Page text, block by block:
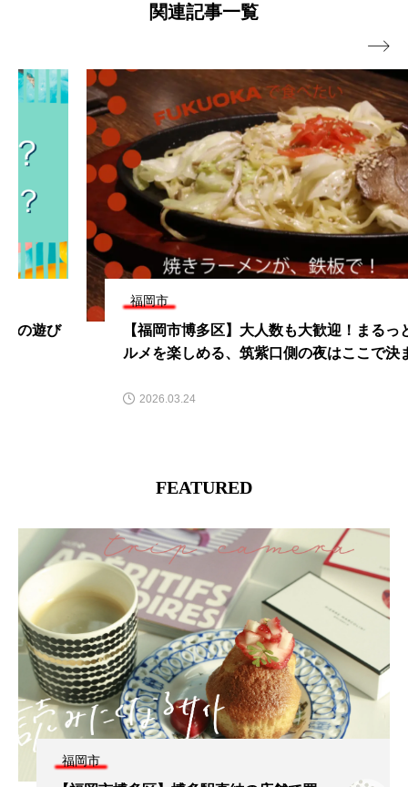
関連記事一覧
福岡市
【福岡市博多区】大人数も大歓迎！まるっと福岡グ
ルメを楽しめる、筑紫口側の夜はここで決まり！
2026.03.24

FEATURED
福岡市